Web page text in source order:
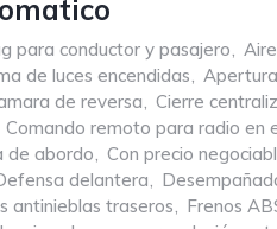
para conductor y pasajero,
de luces encendidas,
de reversa, Cierre
Comando remoto para radio en
de abordo, Con precio
delantera,
antinieblas traseros, Frenos